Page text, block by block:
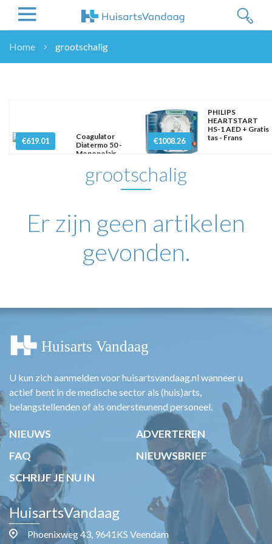
WETENSCHAP
ZORGVERZEKERAARS
ICT
NASCHOLINGEN
DOSSIER
NHG
LHV
OPINIE
TARIEVEN
MEDISCHE VAKHANDEL
REGISTRATIE
Home grootschalig
€619.01
Coagulator
Diatermo 50 -
Monopolair
€1008.26
PHILIPS
HEARTSTART
HS-1 AED + Gratis
tas - Frans
grootschalig
Er zijn geen artikelen
gevonden.
U kun zich aanmelden voor huisartsvandaag.nl wanneer u
actief bent in de medische sector als (huis)arts,
belangstellenden of als ondersteunend personeel.
NIEUWS
ADVERTEREN
FAQ
NIEUWSBRIEF
SCHRIJF JE NU IN
HuisartsVandaag
Phoenixweg 43, 9641KS Veendam